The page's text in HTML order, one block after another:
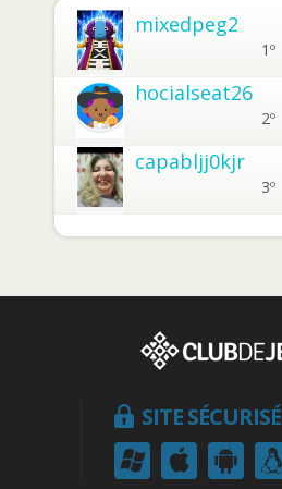
mixedpeg2
1º
hocialseat26
2º
capabljj0kjr
3º
SITE SÉCURISÉ